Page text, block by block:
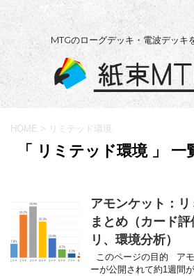
MTGのローグデッキ・電波デッキ
HOME > リミテッド環境
「 リミテッド環境 」 一
アモンケット：
まとめ（カード
リ、環境分析）
このページの目的 ア
ーが公開されて約1週間